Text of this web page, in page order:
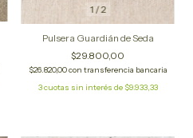
1 /2
Pulsera Guardián de Seda
$29.800,00
$26.820,00con transferencia bancaria
3cuotas sin interés de $9.933,33